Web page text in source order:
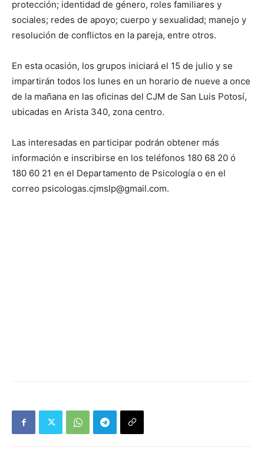
protección; identidad de género, roles familiares y
sociales; redes de apoyo; cuerpo y sexualidad; manejo y
resolución de conflictos en la pareja, entre otros.
En esta ocasión, los grupos iniciará el 15 de julio y se
impartirán todos los lunes en un horario de nueve a once
de la mañana en las oficinas del CJM de San Luis Potosí,
ubicadas en Arista 340, zona centro.
Las interesadas en participar podrán obtener más
información e inscribirse en los teléfonos 180 68 20 ó
180 60 21 en el Departamento de Psicología o en el
correo psicologas.cjmslp@gmail.com.